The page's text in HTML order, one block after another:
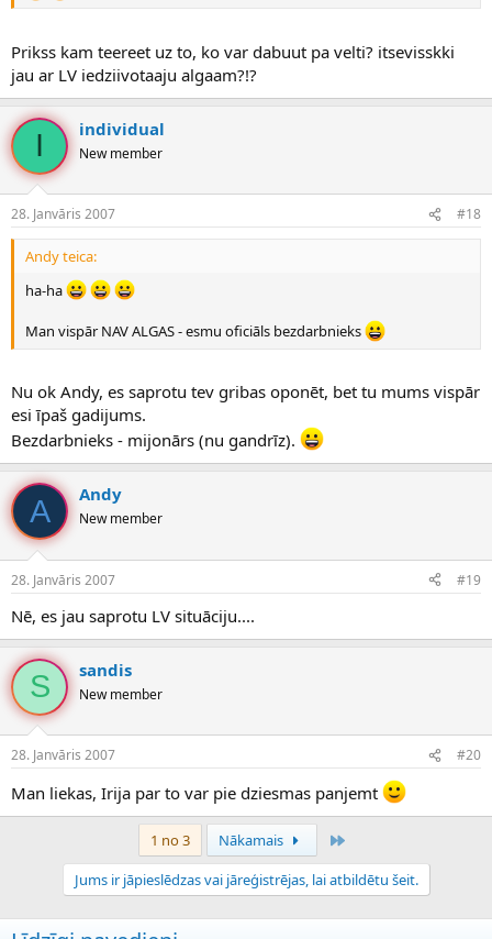
Prikss kam teereet uz to, ko var dabuut pa velti? itsevisskki
jau ar LV iedziivotaaju algaam?!?
I individual
New member
28. Janvāris 2007 #18
Andy teica:
ha-ha
Man vispār NAV ALGAS - esmu oficiāls bezdarbnieks
Nu ok Andy, es saprotu tev gribas oponēt, bet tu mums vispār
esi īpaš gadijums.
Bezdarbnieks - mijonārs (nu gandrīz).
A Andy
New member
28. Janvāris 2007 #19
Nē, es jau saprotu LV situāciju....
S sandis
New member
28. Janvāris 2007 #20
Man liekas, Irija par to var pie dziesmas panjemt
1 no 3 Nākamais
Jums ir jāpieslēdzas vai jāreģistrējas, lai atbildētu šeit.